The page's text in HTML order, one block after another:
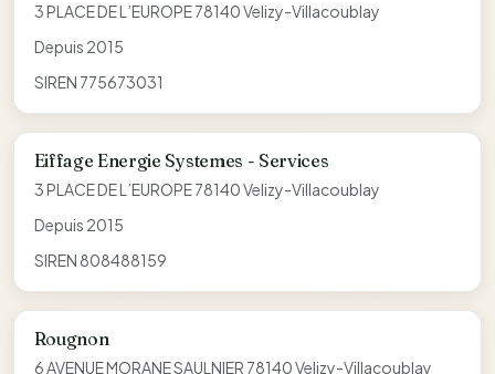
3 PLACE DE L’EUROPE 78140 Velizy-Villacoublay
Depuis 2015
SIREN 775673031
Eiffage Energie Systemes - Services
3 PLACE DE L’EUROPE 78140 Velizy-Villacoublay
Depuis 2015
SIREN 808488159
Rougnon
6 AVENUE MORANE SAULNIER 78140 Velizy-Villacoublay